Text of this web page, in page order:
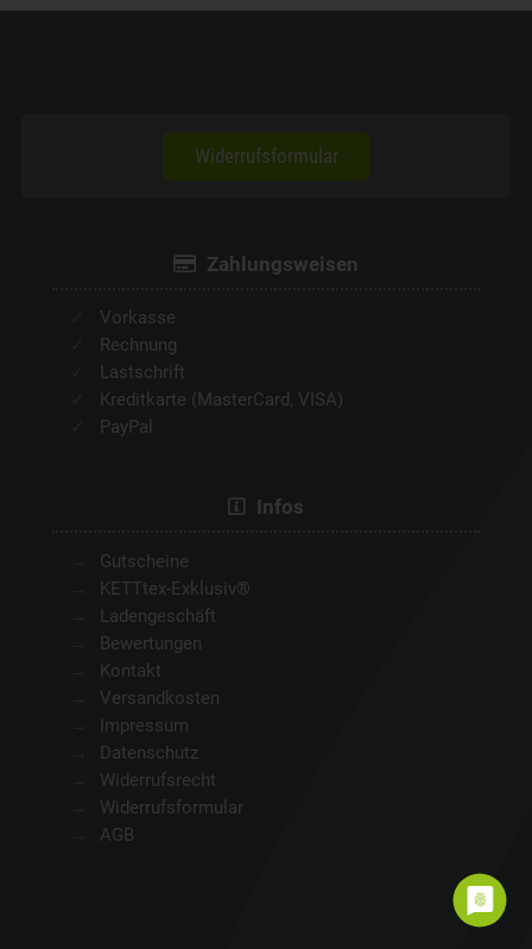
Widerrufsformular
Zahlungsweisen
Vorkasse
Rechnung
Lastschrift
Kreditkarte (MasterCard, VISA)
PayPal
Infos
Gutscheine
KETTtex-Exklusiv®
Ladengeschäft
Bewertungen
Kontakt
Versandkosten
Impressum
Datenschutz
Widerrufsrecht
Widerrufsformular
AGB